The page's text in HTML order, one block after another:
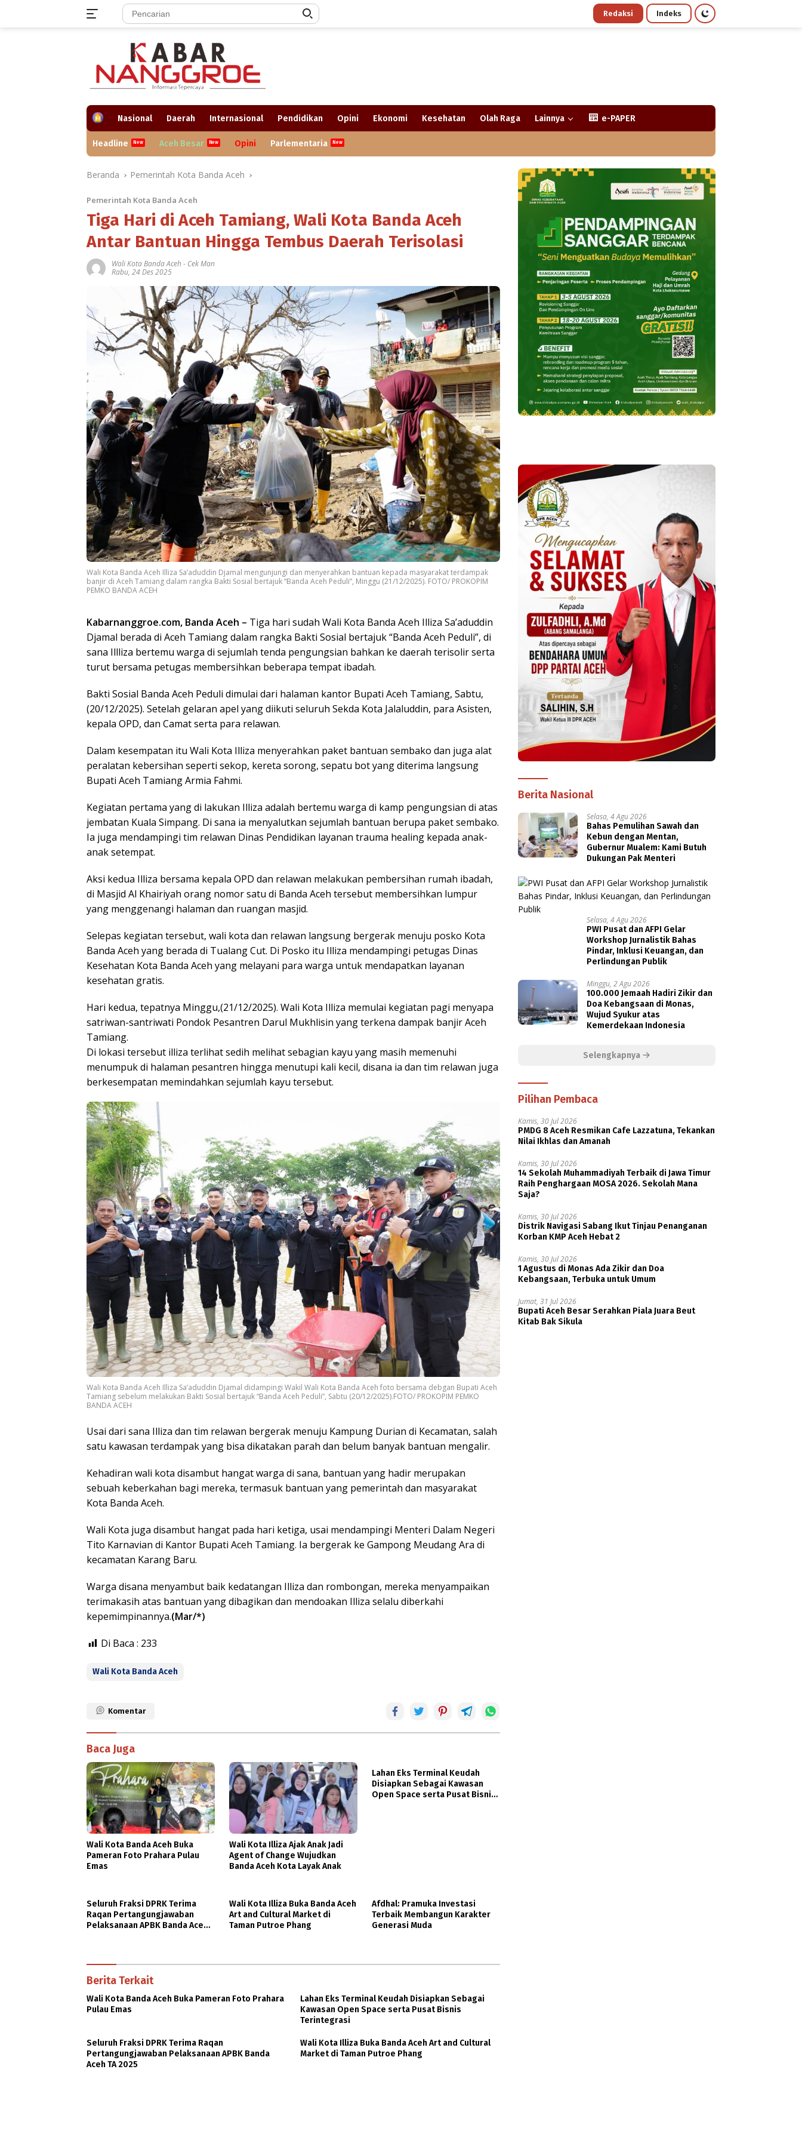
Redaksi Indeks
H
e
Nasional Daerah Internasional Pendidikan Opini Ekonomi Kesehatan Olah Raga Lainnya e-PAPER
Headline Aceh Besar Opini Parlementaria
Beranda Pemerintah Kota Banda Aceh
Pemerintah Kota Banda Aceh
Tiga Hari di Aceh Tamiang, Wali Kota Banda Aceh
Antar Bantuan Hingga Tembus Daerah Terisolasi
Wali Kota Banda Aceh - Cek Man
Rabu, 24 Des 2025
Wali Kota Banda Aceh Illiza Sa’aduddin Djamal mengunjungi dan menyerahkan bantuan kepada masyarakat terdampak
banjir di Aceh Tamiang dalam rangka Bakti Sosial bertajuk “Banda Aceh Peduli”, Minggu (21/12/2025). FOTO/ PROKOPIM
PEMKO BANDA ACEH
Kabarnanggroe.com, Banda Aceh – Tiga hari sudah Wali Kota Banda Aceh Illiza Sa’aduddin
Djamal berada di Aceh Tamiang dalam rangka Bakti Sosial bertajuk “Banda Aceh Peduli”, di
sana Illliza bertemu warga di sejumlah tenda pengungsian bahkan ke daerah terisolir serta
turut bersama petugas membersihkan beberapa tempat ibadah.
Bakti Sosial Banda Aceh Peduli dimulai dari halaman kantor Bupati Aceh Tamiang, Sabtu,
(20/12/2025). Setelah gelaran apel yang diikuti seluruh Sekda Kota Jalaluddin, para Asisten,
kepala OPD, dan Camat serta para relawan.
Dalam kesempatan itu Wali Kota Illiza menyerahkan paket bantuan sembako dan juga alat
peralatan kebersihan seperti sekop, kereta sorong, sepatu bot yang diterima langsung
Bupati Aceh Tamiang Armia Fahmi.
Kegiatan pertama yang di lakukan Illiza adalah bertemu warga di kamp pengungsian di atas
jembatan Kuala Simpang. Di sana ia menyalutkan sejumlah bantuan berupa paket sembako.
Ia juga mendampingi tim relawan Dinas Pendidikan layanan trauma healing kepada anak-
anak setempat.
Aksi kedua Illiza bersama kepala OPD dan relawan melakukan pembersihan rumah ibadah,
di Masjid Al Khairiyah orang nomor satu di Banda Aceh tersebut membersihkan lumpur
yang menggenangi halaman dan ruangan masjid.
Selepas kegiatan tersebut, wali kota dan relawan langsung bergerak menuju posko Kota
Banda Aceh yang berada di Tualang Cut. Di Posko itu Illiza mendampingi petugas Dinas
Kesehatan Kota Banda Aceh yang melayani para warga untuk mendapatkan layanan
kesehatan gratis.
Hari kedua, tepatnya Minggu,(21/12/2025). Wali Kota Illiza memulai kegiatan pagi menyapa
satriwan-santriwati Pondok Pesantren Darul Mukhlisin yang terkena dampak banjir Aceh
Tamiang.
Di lokasi tersebut illiza terlihat sedih melihat sebagian kayu yang masih memenuhi
menumpuk di halaman pesantren hingga menutupi kali kecil, disana ia dan tim relawan juga
berkesempatan memindahkan sejumlah kayu tersebut.
Wali Kota Banda Aceh Illiza Sa’aduddin Djamal didampingi Wakil Wali Kota Banda Aceh foto bersama debgan Bupati Aceh
Tamiang sebelum melakukan Bakti Sosial bertajuk “Banda Aceh Peduli”, Sabtu (20/12/2025).FOTO/ PROKOPIM PEMKO
BANDA ACEH
Usai dari sana Illiza dan tim relawan bergerak menuju Kampung Durian di Kecamatan, salah
satu kawasan terdampak yang bisa dikatakan parah dan belum banyak bantuan mengalir.
Kehadiran wali kota disambut hangat warga di sana, bantuan yang hadir merupakan
sebuah keberkahan bagi mereka, termasuk bantuan yang pemerintah dan masyarakat
Kota Banda Aceh.
Wali Kota juga disambut hangat pada hari ketiga, usai mendampingi Menteri Dalam Negeri
Tito Karnavian di Kantor Bupati Aceh Tamiang. Ia bergerak ke Gampong Meudang Ara di
kecamatan Karang Baru.
Warga disana menyambut baik kedatangan Illiza dan rombongan, mereka menyampaikan
terimakasih atas bantuan yang dibagikan dan mendoakan Illiza selalu diberkahi
kepemimpinannya.(Mar/*)
Di Baca : 233
Wali Kota Banda Aceh
Komentar
Baca Juga
Wali Kota Banda Aceh Buka
Pameran Foto Prahara Pulau
Emas
Wali Kota Illiza Ajak Anak Jadi
Agent of Change Wujudkan
Banda Aceh Kota Layak Anak
Lahan Eks Terminal Keudah
Disiapkan Sebagai Kawasan
Open Space serta Pusat Bisnis
Seluruh Fraksi DPRK Terima
Raqan Pertangungjawaban
Pelaksanaan APBK Banda Aceh
Wali Kota Illiza Buka Banda Aceh
Art and Cultural Market di
Taman Putroe Phang
Afdhal: Pramuka Investasi
Terbaik Membangun Karakter
Generasi Muda
Berita Terkait
Wali Kota Banda Aceh Buka Pameran Foto Prahara
Pulau Emas
Lahan Eks Terminal Keudah Disiapkan Sebagai
Kawasan Open Space serta Pusat Bisnis
Terintegrasi
Seluruh Fraksi DPRK Terima Raqan
Pertangungjawaban Pelaksanaan APBK Banda
Aceh TA 2025
Wali Kota Illiza Buka Banda Aceh Art and Cultural
Market di Taman Putroe Phang
Berita Nasional
Selasa, 4 Agu 2026
Bahas Pemulihan Sawah dan
Kebun dengan Mentan,
Gubernur Mualem: Kami Butuh
Dukungan Pak Menteri
Selasa, 4 Agu 2026
PWI Pusat dan AFPI Gelar
Workshop Jurnalistik Bahas
Pindar, Inklusi Keuangan, dan
Perlindungan Publik
Minggu, 2 Agu 2026
100.000 Jemaah Hadiri Zikir dan
Doa Kebangsaan di Monas,
Wujud Syukur atas
Kemerdekaan Indonesia
Selengkapnya
Pilihan Pembaca
Kamis, 30 Jul 2026
PMDG 8 Aceh Resmikan Cafe Lazzatuna, Tekankan
Nilai Ikhlas dan Amanah
Kamis, 30 Jul 2026
14 Sekolah Muhammadiyah Terbaik di Jawa Timur
Raih Penghargaan MOSA 2026. Sekolah Mana
Saja?
Kamis, 30 Jul 2026
Distrik Navigasi Sabang Ikut Tinjau Penanganan
Korban KMP Aceh Hebat 2
Kamis, 30 Jul 2026
1 Agustus di Monas Ada Zikir dan Doa
Kebangsaan, Terbuka untuk Umum
Jumat, 31 Jul 2026
Bupati Aceh Besar Serahkan Piala Juara Beut
Kitab Bak Sikula